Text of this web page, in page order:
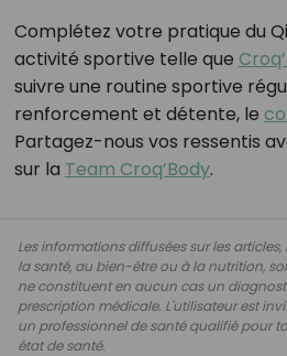
Complétez votre pratique du
activité sportive telle que
suivre une routine sportive
renforcement et détente, le
Partagez-nous vos ressentis
sur la Team Croq’Body.
Les informations diffusées sur les
la santé, au bien-être ou à la nutrition,
ne constituent en aucun cas un
prescription médicale. L'utilisateur est
un professionnel de santé qualifié pour
état de santé.